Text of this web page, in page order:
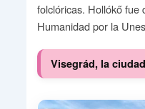
folclóricas. Hollókő fue
Humanidad por la
Visegrád, la